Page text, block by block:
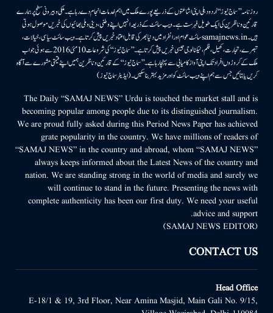
روزنامہ ’’سماج نیوز‘‘ اُردو دہلی اپنی اشاعتوں کے ذریعے پورے ملک میں اہم خدمات انجام دے رہا ہے۔ ملکی وبیرونی سطح پر ہمارے
قارئین وناظرین کی ایک طویل فہرست ہے۔ ویب سائٹ کے ذریعہ انہیں اپنے وطنی، دینی وملی بھائیوں کی خبریں موصول ہوتی
ہیں۔samajnews.inسائٹ عوام اور انفراد میں دنیا بھر کی قابل اعتماد خبریں پیش کرتا ہے۔ ویب سائٹ سیاسی، خیالات،
تبصرے، تجارت، کھیل، فلم، ٹیکنالوجی جیسی خبریں پیش کرتا ہے۔ ’’سماج نیوز‘‘ کی شروعات 10مئی 2016 سے ہوئی جو اب
ملک کے کروڑوں افراد تک اپنی آواز کامیابی سے پہنچا رہا ہے۔ ’’سماج نیوز‘‘ کے قارئین وناظرین ہمیں اپنے قیمتی مشورے سے آگاہ
کریں یا بتائیں جس سے ہم اپنے ویب سائٹ کو اور مزید بہتر بناسکیں۔ (ایڈیٹر سماج نیوز)
The Daily “SAMAJ NEWS” Urdu is touched the market stall and is
becoming popular among people due to its distinguished journalism.
We are proud fully asked during this Period News Paper has achieved
grate popularity in the country. We have millions of readers of
“SAMAJ NEWS” in the country and abroad, whom “SAMAJ NEWS”
always keeps informed about the Latest News of the country and
nation. We are standing strong in the world of media and surely we
will continue to stand in the future. Presenting the news with
complete authenticity has been our first duty. We need your useful
advice and support.
(SAMAJ NEWS EDITOR)
CONTACT US
Head Office
E-18/1 & 19, 3rd Floor, Near Amina Masjid, Main Gali No. 9/15,